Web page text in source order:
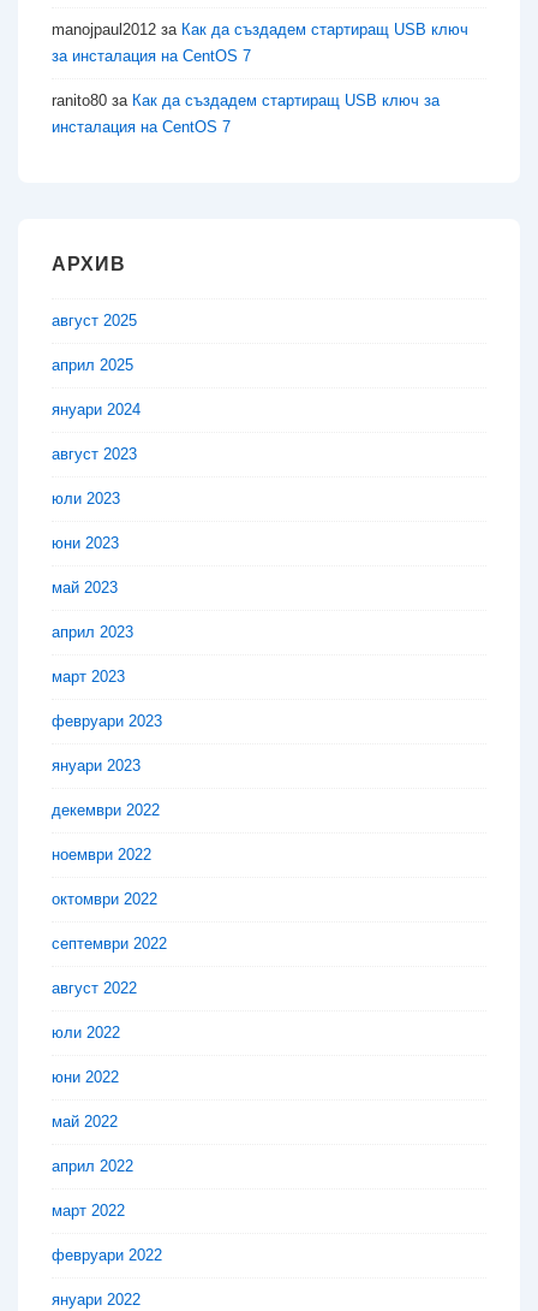
manojpaul2012 за Как да създадем стартиращ USB ключ
за инсталация на CentOS 7
ranito80 за Как да създадем стартиращ USB ключ за
инсталация на CentOS 7
АРХИВ
август 2025
април 2025
януари 2024
август 2023
юли 2023
юни 2023
май 2023
април 2023
март 2023
февруари 2023
януари 2023
декември 2022
ноември 2022
октомври 2022
септември 2022
август 2022
юли 2022
юни 2022
май 2022
април 2022
март 2022
февруари 2022
януари 2022